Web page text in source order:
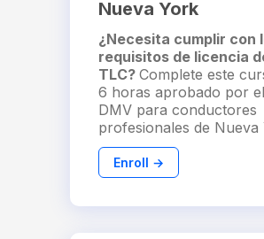
Nueva York
¿Necesita cumplir con
requisitos de licencia
TLC? Complete este
6 horas aprobado por el
DMV para conductores
profesionales de Nueva
Enroll →